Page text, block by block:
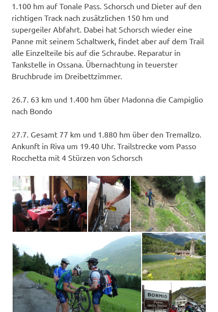
1.100 hm auf Tonale Pass. Schorsch und Dieter auf den
richtigen Track nach zusätzlichen 150 hm und
supergeiler Abfahrt. Dabei hat Schorsch wieder eine
Panne mit seinem Schaltwerk, findet aber auf dem Trail
alle Einzelteile bis auf die Schraube. Reparatur in
Tankstelle in Ossana. Übernachtung in teuerster
Bruchbrude im Dreibettzimmer.
26.7. 63 km und 1.400 hm über Madonna die Campiglio
nach Bondo
27.7. Gesamt 77 km und 1.880 hm über den Tremallzo.
Ankunft in Riva um 19.40 Uhr. Trailstrecke vom Passo
Rocchetta mit 4 Stürzen von Schorsch